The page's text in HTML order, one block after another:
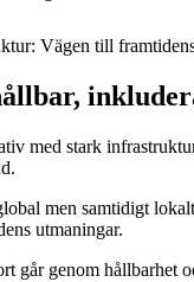
Vägen till
med stark
men samtidigt
utmaningar.
går genom hållbarhet